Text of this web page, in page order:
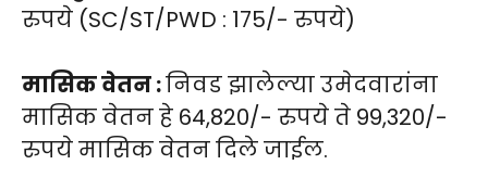
रुपये (SC/ST/PWD : 175/- रुपये)
मासिक वेतन :निवड झालेल्या उमेदवारांना
मासिक वेतन हे 64,820/- रुपये ते 99,320/-
रुपये मासिक वेतन दिले जाईल.